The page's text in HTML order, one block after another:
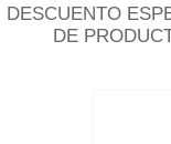
DESCUENTO
DE